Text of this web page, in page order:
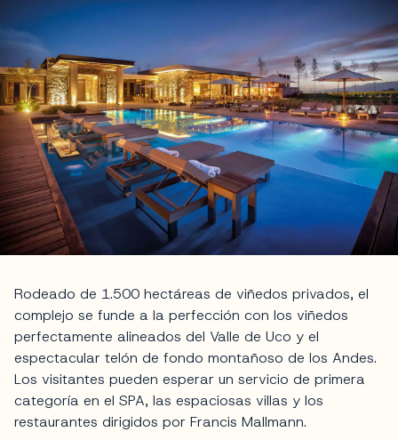
Rodeado de 1.500 hectáreas de viñedos privados, el
complejo se funde a la perfección con los viñedos
perfectamente alineados del Valle de Uco y el
espectacular telón de fondo montañoso de los Andes.
Los visitantes pueden esperar un servicio de primera
categoría en el SPA, las espaciosas villas y los
restaurantes dirigidos por Francis Mallmann.